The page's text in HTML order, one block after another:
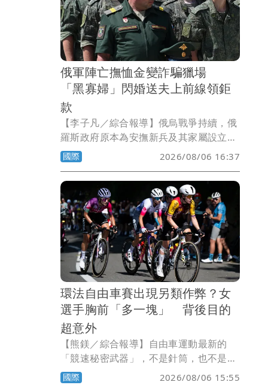
俄軍陣亡撫恤金變詐騙獵場
「黑寡婦」閃婚送夫上前線領鉅
款
【李子凡／綜合報導】俄烏戰爭持續，俄
羅斯政府原本為安撫新兵及其家屬設立的
陣亡撫恤制度，如今卻被不法分子盯上。
美國CNN報導，俄國近年接連爆出所謂
「黑寡婦」騙局，部分女性專門鎖定孤
兒、無親屬或處境弱勢的男性，迅速結婚
後將丈夫送上前線，一旦對方陣亡，便以
法定最近親屬身分領取高額補償。
國際 2026/08/06 16:37
環法自由車賽出現另類作弊？女
選手胸前「多一塊」 背後目的
超意外
【熊鎂／綜合報導】自由車運動最新的
「競速秘密武器」，不是針筒，也不是禁
藥，而是一件運動胸罩。女子環法自由車
國際 2026/08/06 15:55